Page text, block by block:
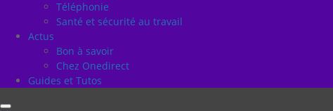
Téléphonie
Santé et sécurité au travail
Actus
Bon à savoir
Chez Onedirect
Guides et Tutos